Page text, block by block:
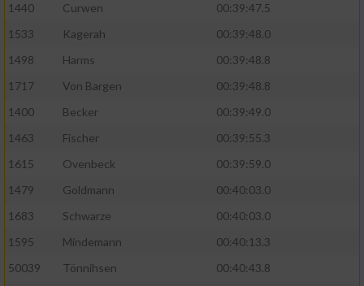
1440
Curwen
00:39:47.5
1533
Kagerah
00:39:48.0
1498
Harms
00:39:48.8
1717
Von Bargen
00:39:48.8
1400
Becker
00:39:49.0
1463
Fischer
00:39:55.3
1615
Ovenbeck
00:39:59.0
1479
Goldmann
00:40:03.0
1683
Schwarze
00:40:03.0
1595
Mindemann
00:40:13.3
50039
Tönnihsen
00:40:43.8
Notwendig
Performance
Funktional
Werbung